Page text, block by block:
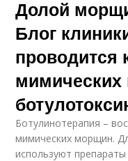
Долой
Блог
проводится
Ботулинотерапия –
мимических морщин.
используют